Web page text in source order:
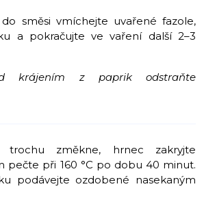
směsi vmíchejte uvařené fazole,
a pokračujte ve vaření další 2–3
krájením z paprik odstraňte
trochu změkne, hrnec zakryjte
pečte při 160 °C po dobu 40 minut.
podávejte ozdobené nasekaným